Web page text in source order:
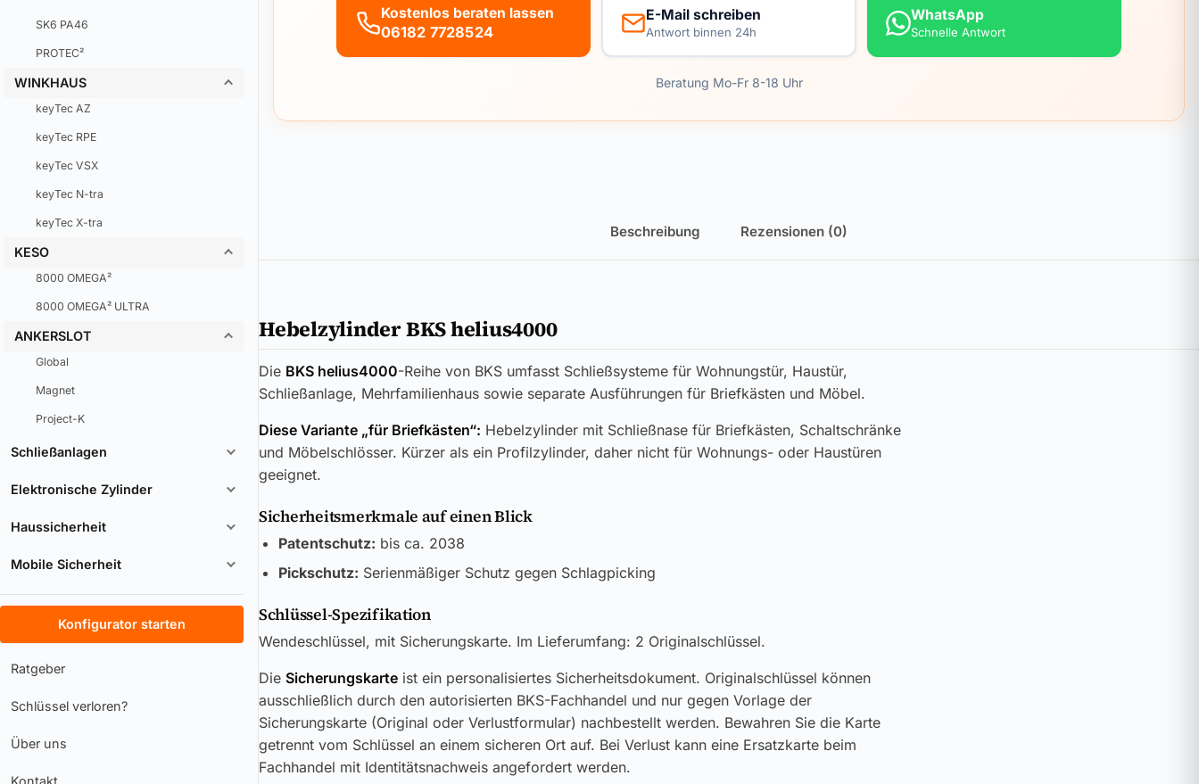
SK6 PA46
PROTEC²
WINKHAUS
keyTec AZ
keyTec RPE
keyTec VSX
keyTec N-tra
keyTec X-tra
KESO
8000 OMEGA²
8000 OMEGA² ULTRA
ANKERSLOT
Global
Magnet
Project-K
Schließanlagen
Elektronische Zylinder
Haussicherheit
Mobile Sicherheit
Konfigurator starten
Ratgeber
Schlüssel verloren?
Über uns
Kontakt
Kostenlos beraten lassen
06182 7728524
E-Mail schreiben
Antwort binnen 24h
WhatsApp
Schnelle Antwort
Beratung Mo-Fr 8-18 Uhr
Beschreibung Rezensionen (0)
Hebelzylinder BKS helius4000
Die BKS helius4000-Reihe von BKS umfasst Schließsysteme für Wohnungstür, Haustür,
Schließanlage, Mehrfamilienhaus sowie separate Ausführungen für Briefkästen und Möbel.
Diese Variante „für Briefkästen“: Hebelzylinder mit Schließnase für Briefkästen, Schaltschränke
und Möbelschlösser. Kürzer als ein Profilzylinder, daher nicht für Wohnungs- oder Haustüren
geeignet.
Sicherheitsmerkmale auf einen Blick
Patentschutz: bis ca. 2038
Pickschutz: Serienmäßiger Schutz gegen Schlagpicking
Schlüssel-Spezifikation
Wendeschlüssel, mit Sicherungskarte. Im Lieferumfang: 2 Originalschlüssel.
Die Sicherungskarte ist ein personalisiertes Sicherheitsdokument. Originalschlüssel können
ausschließlich durch den autorisierten BKS-Fachhandel und nur gegen Vorlage der
Sicherungskarte (Original oder Verlustformular) nachbestellt werden. Bewahren Sie die Karte
getrennt vom Schlüssel an einem sicheren Ort auf. Bei Verlust kann eine Ersatzkarte beim
Fachhandel mit Identitätsnachweis angefordert werden.